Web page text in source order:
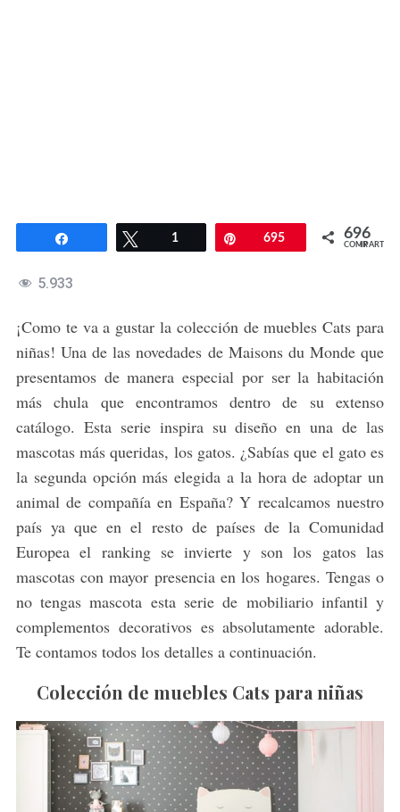
Compartir Twittear
1 Pin695 696
COMPARTIR
5.933
¡Como te va a gustar la colección de muebles Cats para
niñas! Una de las novedades de Maisons du Monde que
presentamos de manera especial por ser la habitación
más chula que encontramos dentro de su extenso
catálogo. Esta serie inspira su diseño en una de las
mascotas más queridas, los gatos. ¿Sabías que el gato es
la segunda opción más elegida a la hora de adoptar un
animal de compañía en España? Y recalcamos nuestro
país ya que en el resto de países de la Comunidad
Europea el ranking se invierte y son los gatos las
mascotas con mayor presencia en los hogares. Tengas o
no tengas mascota esta serie de mobiliario infantil y
complementos decorativos es absolutamente adorable.
Te contamos todos los detalles a continuación.
Colección de muebles Cats para niñas